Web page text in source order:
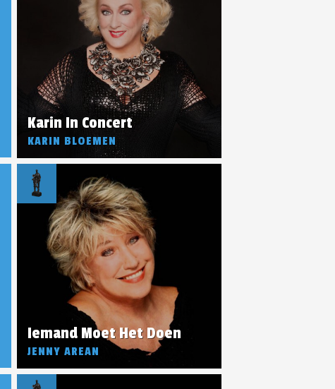
Karin In Concert
KARIN BLOEMEN
Iemand Moet Het Doen
JENNY AREAN